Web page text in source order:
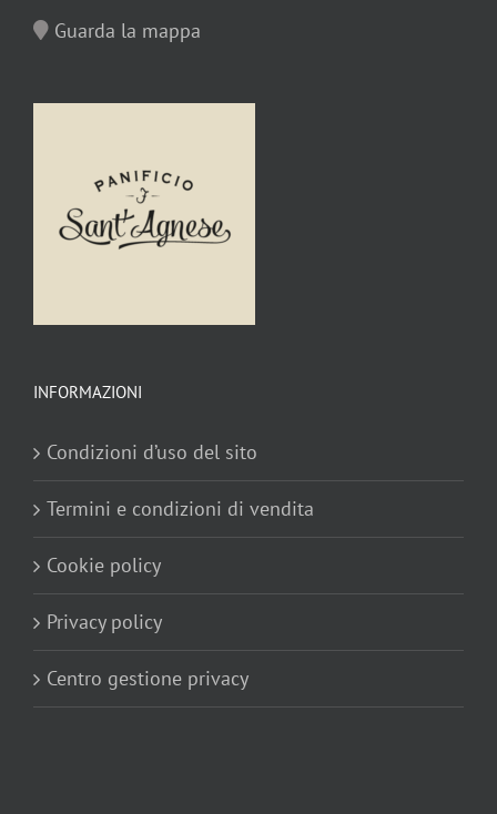
Guarda la mappa
INFORMAZIONI
Condizioni d’uso del sito
Termini e condizioni di vendita
Cookie policy
Privacy policy
Centro gestione privacy